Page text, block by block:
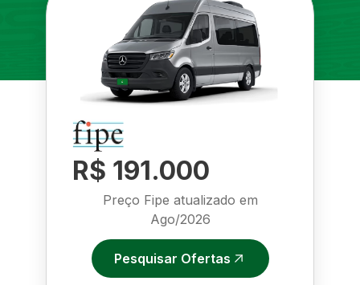
R$ 191.000
Preço Fipe atualizado em
Ago/2026
Pesquisar Ofertas